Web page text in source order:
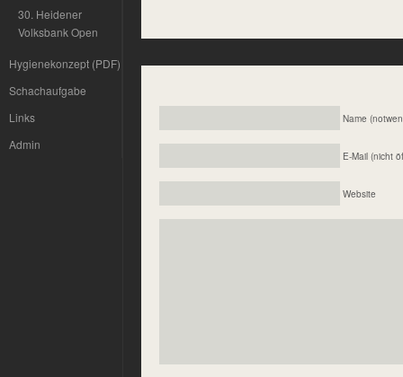
30. Heidener
Volksbank Open
Hygienekonzept (PDF)
Schachaufgabe
Links
Admin
Name
E-Mail (nicht
Website